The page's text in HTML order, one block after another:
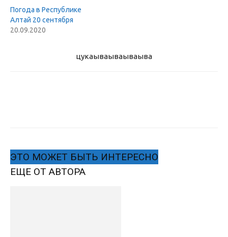
Погода в Республике
Алтай 20 сентября
20.09.2020
цукаываываываыва
ЭТО МОЖЕТ БЫТЬ ИНТЕРЕСНО
ЕЩЕ ОТ АВТОРА